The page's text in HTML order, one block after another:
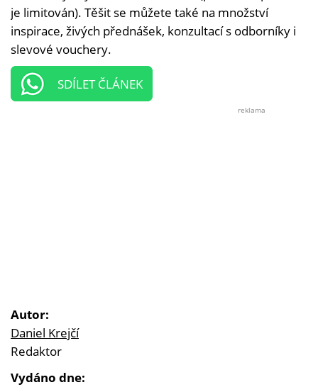
je limitován). Těšit se můžete také na množství
inspirace, živých přednášek, konzultací s odborníky i
slevové vouchery.
SDÍLET ČLÁNEK
reklama
Autor:
Daniel Krejčí
Redaktor
Vydáno dne: